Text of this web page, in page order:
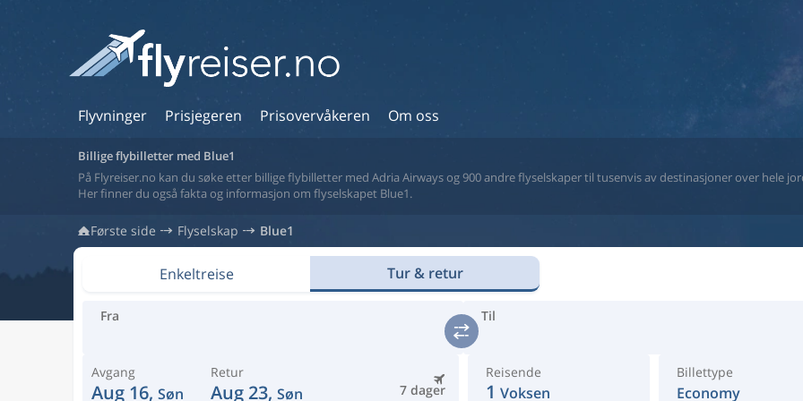
Flyvninger Prisjegeren Prisovervåkeren Om oss
Billige flybilletter med Blue1
På Flyreiser.no kan du søke etter billige flybilletter med Adria Airways og 900 andre flyselskaper til tusenvis av destinasjoner over hele
Her finner du også fakta og informasjon om flyselskapet Blue1.
Første side Flyselskap Blue1
Enkeltreise Tur & retur
Fra Til
Avgang
Aug 16, Søn 7 dager
Retur
Aug 23, Søn
Reisende
1 Voksen
Billettype
Economy